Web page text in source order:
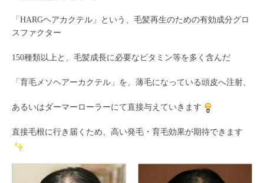
「HARGヘアカクテル」という、毛髪再生のための有効成分グロ
スファクター
150種類以上と、毛髪成長に必要なビタミン等を多く含んだ
「育毛メソヘアーカクテル」を、薄毛になっている頭皮へ注射、
あるいはダーマーローラーにて直接与えていきます
直接毛根に行き届くため、高い発毛・育毛効果が期待できます